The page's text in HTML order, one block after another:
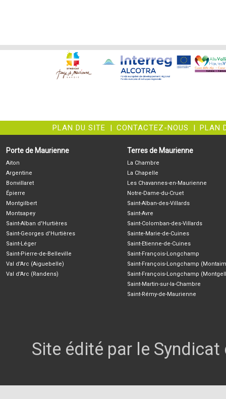
PLAN DU SITE | CONTACTEZ-NOUS | PLAN
Porte de Maurienne
Aiton
Argentine
Bonvillaret
Épierre
Montgilbert
Montsapey
Saint-Alban d'Hurtières
Saint-Georges d'Hurtières
Saint-Léger
Saint-Pierre-de-Belleville
Val d'Arc (Aiguebelle)
Val d'Arc (Randens)
Terres de Maurienne
La Chambre
La Chapelle
Les Chavannes-en-Maurienne
Notre-Dame-du-Cruet
Saint-Alban-des-Villards
Saint-Avre
Saint-Colomban-des-Villards
Sainte-Marie-de-Cuines
Saint-Etienne-de-Cuines
Saint-François-Longchamp
Saint-François-Longchamp
Saint-François-Longchamp
Saint-Martin-sur-la-Chambre
Saint-Rémy-de-Maurienne
Site édité par le